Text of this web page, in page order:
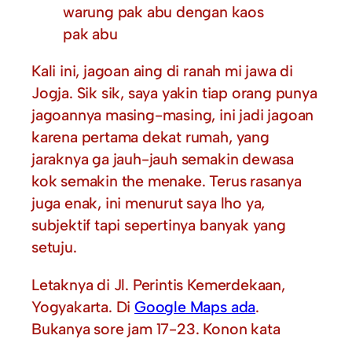
warung pak abu dengan kaos
pak abu
Kali ini, jagoan aing di ranah mi jawa di
Jogja. Sik sik, saya yakin tiap orang punya
jagoannya masing-masing, ini jadi jagoan
karena pertama dekat rumah, yang
jaraknya ga jauh-jauh semakin dewasa
kok semakin the menake. Terus rasanya
juga enak, ini menurut saya lho ya,
subjektif tapi sepertinya banyak yang
setuju.
Letaknya di Jl. Perintis Kemerdekaan,
Yogyakarta. DiGoogle Maps ada.
Bukanya sore jam 17-23. Konon kata